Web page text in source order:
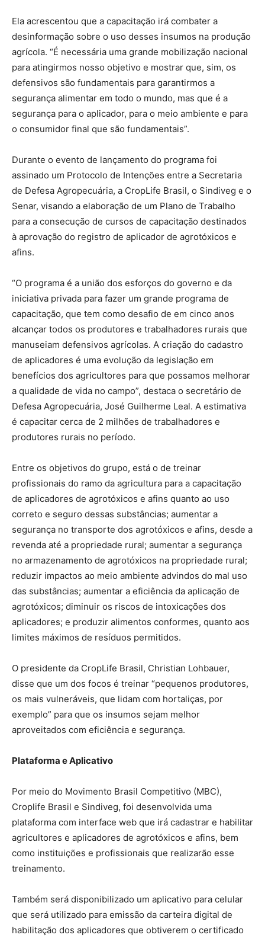
Ela acrescentou que a capacitação irá combater a
desinformação sobre o uso desses insumos na produção
agrícola. “É necessária uma grande mobilização nacional
para atingirmos nosso objetivo e mostrar que, sim, os
defensivos são fundamentais para garantirmos a
segurança alimentar em todo o mundo, mas que é a
segurança para o aplicador, para o meio ambiente e para
o consumidor final que são fundamentais”.
Durante o evento de lançamento do programa foi
assinado um Protocolo de Intenções entre a Secretaria
de Defesa Agropecuária, a CropLife Brasil, o Sindiveg e o
Senar, visando a elaboração de um Plano de Trabalho
para a consecução de cursos de capacitação destinados
à aprovação do registro de aplicador de agrotóxicos e
afins.
“O programa é a união dos esforços do governo e da
iniciativa privada para fazer um grande programa de
capacitação, que tem como desafio de em cinco anos
alcançar todos os produtores e trabalhadores rurais que
manuseiam defensivos agrícolas. A criação do cadastro
de aplicadores é uma evolução da legislação em
benefícios dos agricultores para que possamos melhorar
a qualidade de vida no campo”, destaca o secretário de
Defesa Agropecuária, José Guilherme Leal. A estimativa
é capacitar cerca de 2 milhões de trabalhadores e
produtores rurais no período.
Entre os objetivos do grupo, está o de treinar
profissionais do ramo da agricultura para a capacitação
de aplicadores de agrotóxicos e afins quanto ao uso
correto e seguro dessas substâncias; aumentar a
segurança no transporte dos agrotóxicos e afins, desde a
revenda até a propriedade rural; aumentar a segurança
no armazenamento de agrotóxicos na propriedade rural;
reduzir impactos ao meio ambiente advindos do mal uso
das substâncias; aumentar a eficiência da aplicação de
agrotóxicos; diminuir os riscos de intoxicações dos
aplicadores; e produzir alimentos conformes, quanto aos
limites máximos de resíduos permitidos.
O presidente da CropLife Brasil, Christian Lohbauer,
disse que um dos focos é treinar “pequenos produtores,
os mais vulneráveis, que lidam com hortaliças, por
exemplo” para que os insumos sejam melhor
aproveitados com eficiência e segurança.
Plataforma e Aplicativo
Por meio do Movimento Brasil Competitivo (MBC),
Croplife Brasil e Sindiveg, foi desenvolvida uma
plataforma com interface web que irá cadastrar e habilitar
agricultores e aplicadores de agrotóxicos e afins, bem
como instituições e profissionais que realizarão esse
treinamento.
Também será disponibilizado um aplicativo para celular
que será utilizado para emissão da carteira digital de
habilitação dos aplicadores que obtiverem o certificado